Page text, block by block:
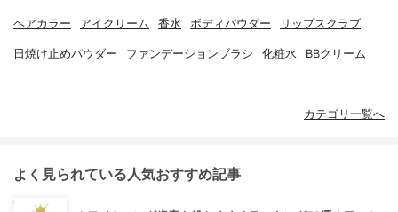
ヘアカラー アイクリーム 香水 ボディパウダー リップスクラブ
日焼け止めパウダー ファンデーションブラシ 化粧水 BBクリーム
カテゴリ一覧へ
よく見られている人気おすすめ記事